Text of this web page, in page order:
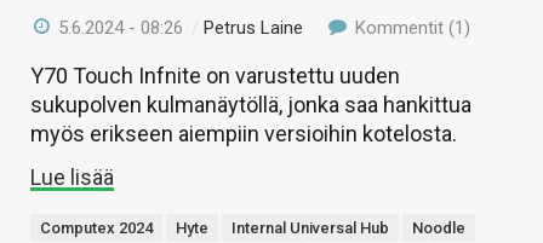
5.6.2024 - 08:26 /Petrus Laine Kommentit (1)
Y70 Touch Infnite on varustettu uuden
sukupolven kulmanäytöllä, jonka saa hankittua
myös erikseen aiempiin versioihin kotelosta.
Lue lisää
Computex 2024 Hyte Internal Universal Hub
Noodle